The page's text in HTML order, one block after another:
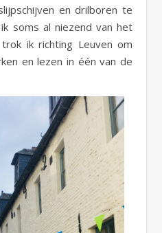
en drilboren te
soms al niezend van het
ik richting Leuven om
en lezen in één van de